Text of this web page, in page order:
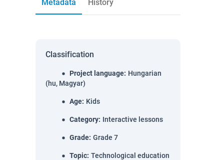
Metadata History
Classification
Project language: Hungarian
(hu, Magyar)
Age: Kids
Category: Interactive lessons
Grade: Grade 7
Topic: Technological education